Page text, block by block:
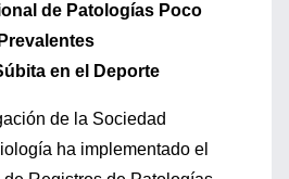
de Patologías Poco
Prevalentes
en el Deporte
de la Sociedad
ha implementado el